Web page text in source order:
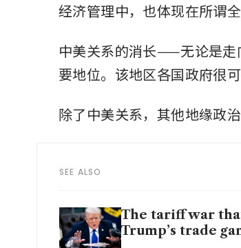
经济管理中，也体现在所谓
中美关系的消长——无论是
要地位。该地区各国政府很
除了中美关系，其他地缘政
SEE ALSO
The tariff war
Trump’s trade